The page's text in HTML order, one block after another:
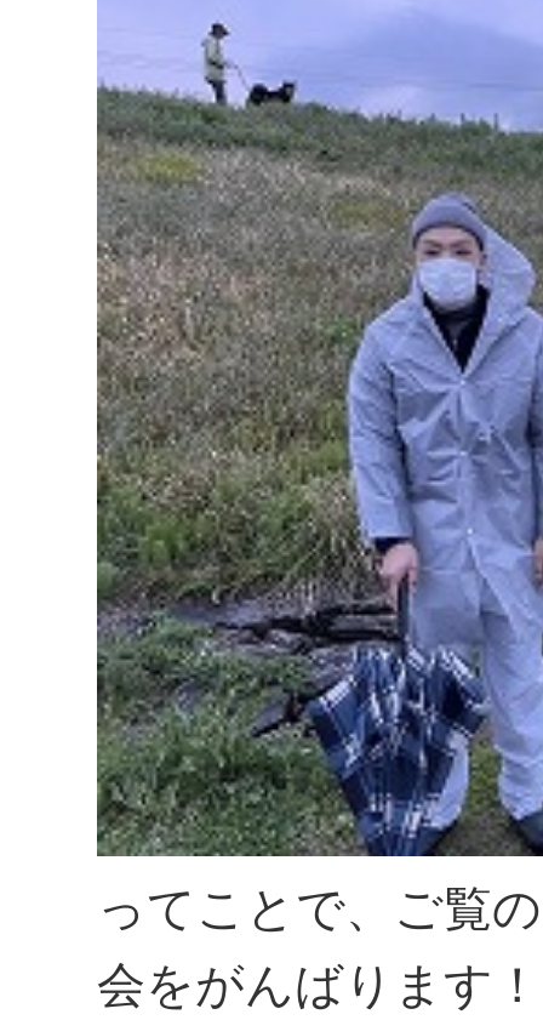
ってことで、ご覧
会をがんばります！